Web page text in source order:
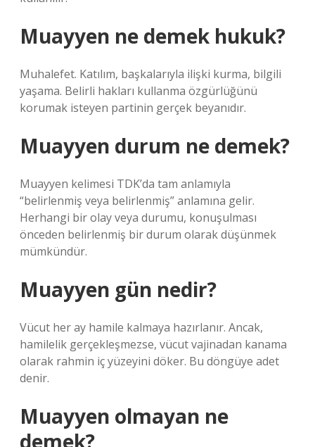
Muayyen ne demek hukuk?
Muhalefet. Katılım, başkalarıyla ilişki kurma, bilgili
yaşama. Belirli hakları kullanma özgürlüğünü
korumak isteyen partinin gerçek beyanıdır.
Muayyen durum ne demek?
Muayyen kelimesi TDK’da tam anlamıyla
“belirlenmiş veya belirlenmiş” anlamına gelir.
Herhangi bir olay veya durumu, konuşulması
önceden belirlenmiş bir durum olarak düşünmek
mümkündür.
Muayyen gün nedir?
Vücut her ay hamile kalmaya hazırlanır. Ancak,
hamilelik gerçekleşmezse, vücut vajinadan kanama
olarak rahmin iç yüzeyini döker. Bu döngüye adet
denir.
Muayyen olmayan ne
demek?